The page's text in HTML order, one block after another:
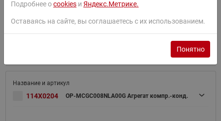
114X0217 OP-MCGC007FRA01G агрегат компр.-конд.
114X0204 OP-MCGC008NLA00G Агрегат компр.-конд.
Подробнее оcookies и Яндекс.Метрике.
Оставаясь на сайте, вы соглашаетесь с их использованием.
Понятно